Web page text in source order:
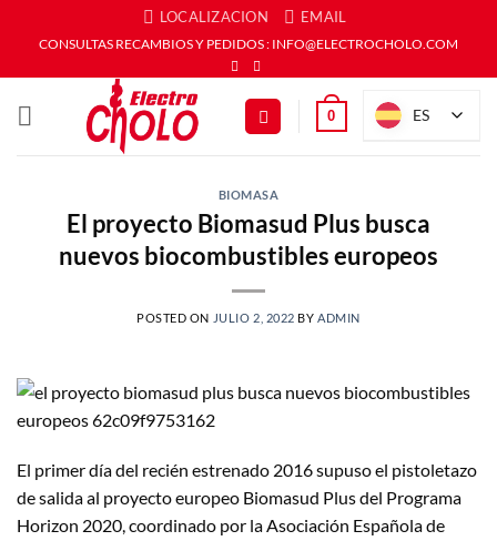
LOCALIZACION EMAIL
CONSULTAS RECAMBIOS Y PEDIDOS : INFO@ELECTROCHOLO.COM
0 ES
BIOMASA
El proyecto Biomasud Plus busca
nuevos biocombustibles europeos
POSTED ON JULIO 2, 2022 BY ADMIN
El primer día del recién estrenado 2016 supuso el pistoletazo
de salida al proyecto europeo Biomasud Plus del Programa
Horizon 2020, coordinado por la Asociación Española de